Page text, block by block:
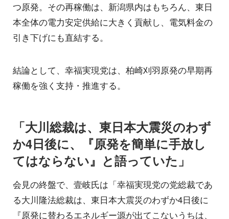
つ原発。その再稼働は、新潟県内はもちろん、東日
本全体の電力安定供給に大きく貢献し、電気料金の
引き下げにも直結する。
結論として、幸福実現党は、柏崎刈羽原発の早期再
稼働を強く支持・推進する。
「大川総裁は、東日本大震災のわず
か4日後に、『原発を簡単に手放し
てはならない』と語っていた」
会見の終盤で、壹岐氏は「幸福実現党の党総裁であ
る大川隆法総裁は、東日本大震災のわずか4日後に
『原発に替わるエネルギー源が出てこないうちは、